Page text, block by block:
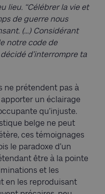
lieu. ‘‘Célébrer la vie et
de guerre nous
(…) Considérant
notre code de
d’interrompre ta
ne prétendent pas à
apporter un éclairage
qu’injuste.
belge ne peut
ces témoignages
le paradoxe d’un
être à la pointe
et les
en les reproduisant